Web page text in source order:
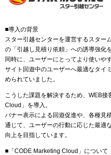
■導入の背景
スター引越センターを運営するスター
の「引越し見積り依頼」への誘導強化
同時に、ユーザーにとってより使いや
サイト回遊中のユーザーへ最適なタイ
められていました。
こうした課題を解決するため、WEB
Cloud」を導入。
バナー表示による回遊促進や、各種見
通じて、ユーザーの行動に応じた最適
向上を目指しています。
■「CODE Marketing Cloud」について